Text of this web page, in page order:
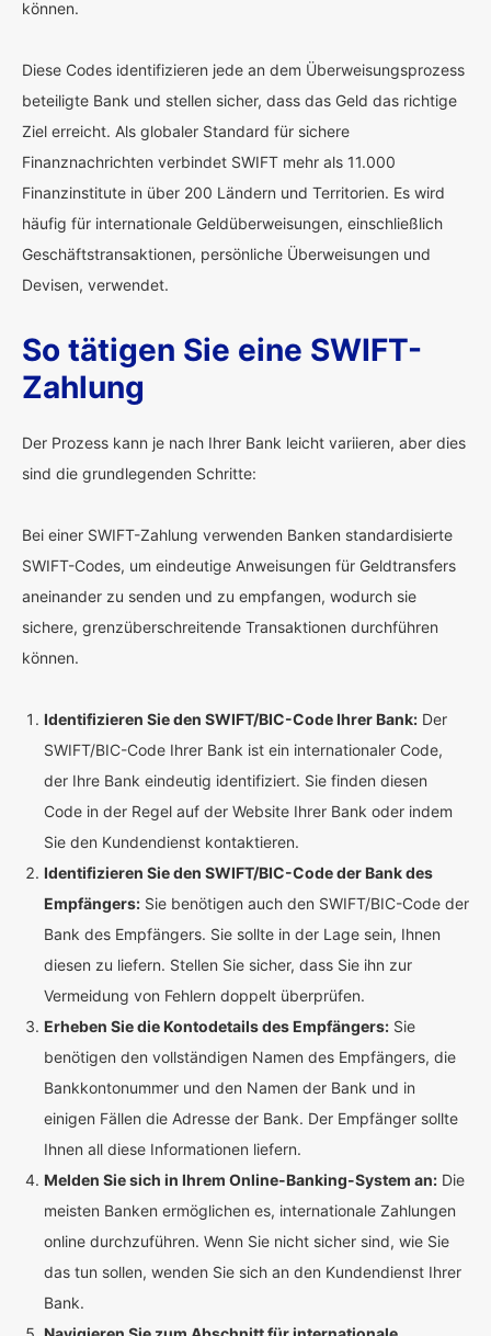
können.
Diese Codes identifizieren jede an dem Überweisungsprozess
beteiligte Bank und stellen sicher, dass das Geld das richtige
Ziel erreicht. Als globaler Standard für sichere
Finanznachrichten verbindet SWIFT mehr als 11.000
Finanzinstitute in über 200 Ländern und Territorien. Es wird
häufig für internationale Geldüberweisungen, einschließlich
Geschäftstransaktionen, persönliche Überweisungen und
Devisen, verwendet.
So tätigen Sie eine SWIFT-
Zahlung
Der Prozess kann je nach Ihrer Bank leicht variieren, aber dies
sind die grundlegenden Schritte:
Bei einer SWIFT-Zahlung verwenden Banken standardisierte
SWIFT-Codes, um eindeutige Anweisungen für Geldtransfers
aneinander zu senden und zu empfangen, wodurch sie
sichere, grenzüberschreitende Transaktionen durchführen
können.
Identifizieren Sie den SWIFT/BIC-Code Ihrer Bank: Der
SWIFT/BIC-Code Ihrer Bank ist ein internationaler Code,
der Ihre Bank eindeutig identifiziert. Sie finden diesen
Code in der Regel auf der Website Ihrer Bank oder indem
Sie den Kundendienst kontaktieren.
Identifizieren Sie den SWIFT/BIC-Code der Bank des
Empfängers: Sie benötigen auch den SWIFT/BIC-Code der
Bank des Empfängers. Sie sollte in der Lage sein, Ihnen
diesen zu liefern. Stellen Sie sicher, dass Sie ihn zur
Vermeidung von Fehlern doppelt überprüfen.
Erheben Sie die Kontodetails des Empfängers: Sie
benötigen den vollständigen Namen des Empfängers, die
Bankkontonummer und den Namen der Bank und in
einigen Fällen die Adresse der Bank. Der Empfänger sollte
Ihnen all diese Informationen liefern.
Melden Sie sich in Ihrem Online-Banking-System an: Die
meisten Banken ermöglichen es, internationale Zahlungen
online durchzuführen. Wenn Sie nicht sicher sind, wie Sie
das tun sollen, wenden Sie sich an den Kundendienst Ihrer
Bank.